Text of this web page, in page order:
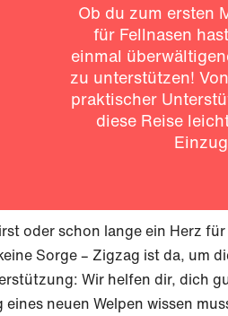
Ob du zum ersten
für Fellnasen
einmal
zu unterstützen!
praktischer
diese Reise
oder schon lange ein Herz
Sorge – Zigzag ist da, um
Wir helfen dir, dich
neuen Welpen wissen